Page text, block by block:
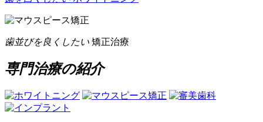
歯並びを良くしたい 矯正治療
専門治療の紹介